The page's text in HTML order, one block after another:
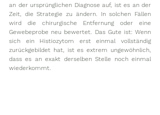
an der ursprünglichen Diagnose auf, ist es an der
Zeit, die Strategie zu ändern. In solchen Fällen
wird die chirurgische Entfernung oder eine
Gewebeprobe neu bewertet. Das Gute ist: Wenn
sich ein Histiozytom erst einmal vollständig
zurückgebildet hat, ist es extrem ungewöhnlich,
dass es an exakt derselben Stelle noch einmal
wiederkommt.